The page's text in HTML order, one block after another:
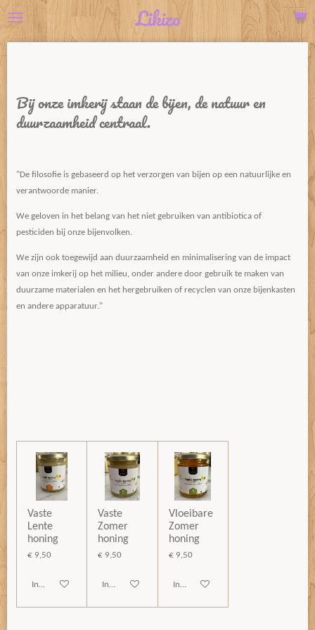
Ga
Likizo
Bij onze imkerij staan ​de bijen, de natuur en
duurzaamheid centraal.
"De filosofie is gebaseerd op het verzorgen van bijen op een natuurlijke en
verantwoorde manier.
We geloven in het belang van het niet gebruiken van antibiotica of
pesticiden bij onze bijenvolken.
We zijn ook toegewijd aan duurzaamheid en minimalisering van de impact
van onze imkerij op het milieu, onder andere door gebruik te maken van
duurzame materialen en het hergebruiken of recyclen van onze bijenkasten
en andere apparatuur."
Vaste
Lente
honing
€ 9,50
In winkelwagen
Vaste
Zomer
honing
€ 9,50
In winkelwagen
Vloeibare
Zomer
honing
€ 9,50
In winkelwagen